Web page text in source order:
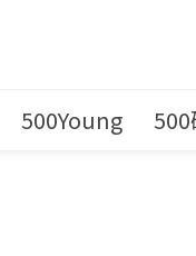
500Young